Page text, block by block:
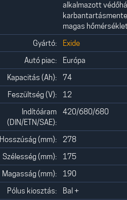
alkalmazott
magas
Gyártó:
Exide
Autó piac:
Európa
Kapacitás (Ah):
74
Feszültség (V):
12
Indítóáram
(DIN/ETN/SAE):
420/680/680
Hosszúság (mm):
278
Szélesség (mm):
175
Magasság (mm):
190
Pólus kiosztás:
Bal +